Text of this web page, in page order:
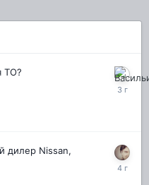
ТО?
дилер Nissan,